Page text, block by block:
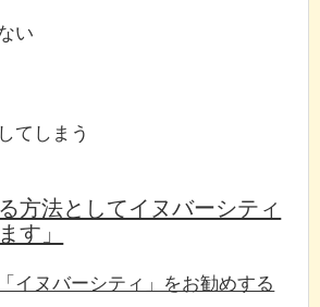
い
てしまう
方法としてイヌバーシティ
す」
イヌバーシティ」をお勧めする